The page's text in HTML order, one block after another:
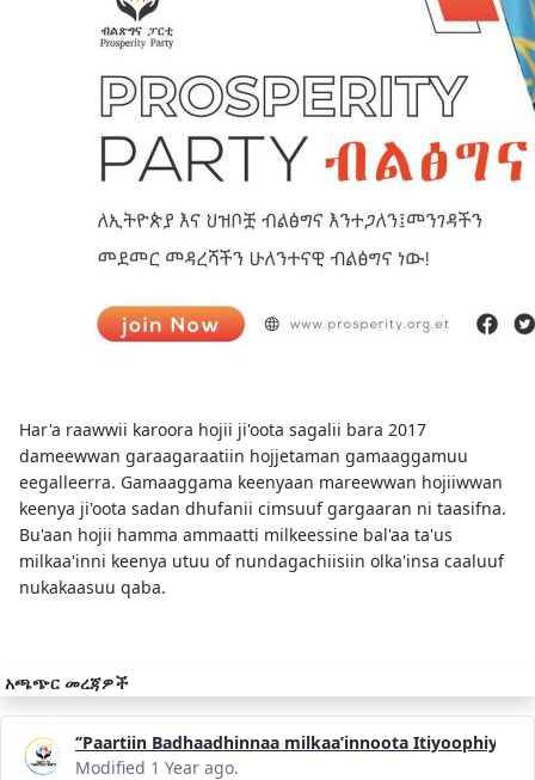
Har'a raawwii karoora hojii ji'oota sagalii bara 2017
dameewwan garaagaraatiin hojjetaman gamaaggamuu
eegalleerra. Gamaaggama keenyaan mareewwan hojiiwwan
keenya ji'oota sadan dhufanii cimsuuf gargaaran ni taasifna.
Bu'aan hojii hamma ammaatti milkeessine bal'aa ta'us
milkaa'inni keenya utuu of nundagachiisiin olka'insa caaluuf
nukakaasuu qaba.
አጫጭር መረጃዎች
‘’Paartiin Badhaadhinnaa milkaa’innoota Itiyoophiyaa
Modified 1 Year ago.